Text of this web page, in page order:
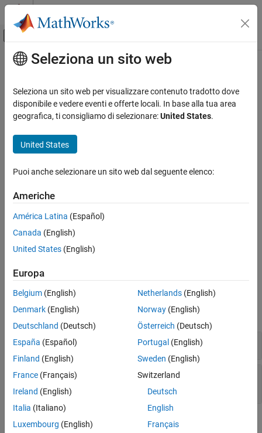
Vai al contenuto
Attiva/disattiva menu di navigazione
Pagina iniziale della documentazione
Polyspace Bug Finder
Reviewing and Reporting Results
Polyspace Bug Finder Results
CWE Rule 483
ON THIS PAGE
Description
Examples
Version History
See Also
Contenuto principale
CWE Rule 483
Incorrect Block Delimitation
Since R2023a
Description
contain 2 or more statements, creating a logic error.
Polyspace
The rule checker checks for these issues:
Examples
expand all
Incorrectly indented statement
Semicolon on the same line as an if, for or while
statement
Check Information
Seleziona un sito web
Seleziona un sito web per visualizzare contenuto tradotto dove
disponibile e vedere eventi e offerte locali. In base alla tua area
geografica, ti consigliamo di selezionare:United States.
United States
Puoi anche selezionare un sito web dal seguente elenco:
Americhe
América Latina (Español)
Canada (English)
United States (English)
Europa
Belgium (English)
Denmark (English)
Deutschland (Deutsch)
España (Español)
Finland (English)
France (Français)
Ireland (English)
Italia (Italiano)
Luxembourg (English)
Netherlands(English)
Norway(English)
Österreich (Deutsch)
Portugal (English)
Sweden (English)
Switzerland
Deutsch
English
Français